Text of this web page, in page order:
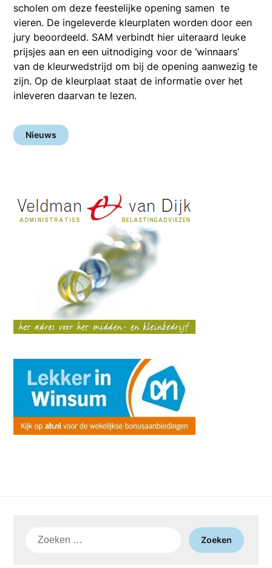
scholen om deze feestelijke opening samen te
vieren. De ingeleverde kleurplaten worden door een
jury beoordeeld. SAM verbindt hier uiteraard leuke
prijsjes aan en een uitnodiging voor de ‘winnaars’
van de kleurwedstrijd om bij de opening aanwezig te
zijn. Op de kleurplaat staat de informatie over het
inleveren daarvan te lezen.
Nieuws
Zoeken